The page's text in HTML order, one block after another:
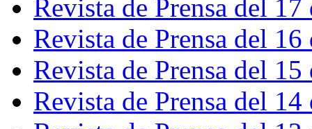
Revista de Prensa del
Revista de Prensa del
Revista de Prensa del
Revista de Prensa del